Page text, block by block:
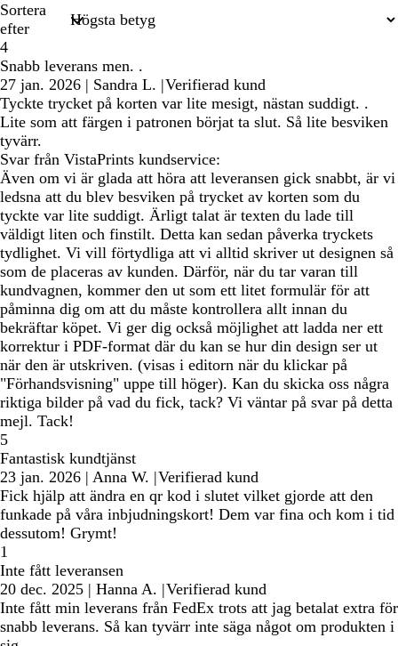
Sortera
efter
4
Snabb leverans men. .
27 jan. 2026 | Sandra L. |Verifierad kund
Tyckte trycket på korten var lite mesigt, nästan suddigt. .
Lite som att färgen i patronen börjat ta slut. Så lite besviken
tyvärr.
Svar från VistaPrints kundservice:
Även om vi är glada att höra att leveransen gick snabbt, är vi
ledsna att du blev besviken på trycket av korten som du
tyckte var lite suddigt. Ärligt talat är texten du lade till
väldigt liten och finstilt. Detta kan sedan påverka tryckets
tydlighet. Vi vill förtydliga att vi alltid skriver ut designen så
som de placeras av kunden. Därför, när du tar varan till
kundvagnen, kommer den ut som ett litet formulär för att
påminna dig om att du måste kontrollera allt innan du
bekräftar köpet. Vi ger dig också möjlighet att ladda ner ett
korrektur i PDF-format där du kan se hur din design ser ut
när den är utskriven. (visas i editorn när du klickar på
"Förhandsvisning" uppe till höger). Kan du skicka oss några
riktiga bilder på vad du fick, tack? Vi väntar på svar på detta
mejl. Tack!
5
Fantastisk kundtjänst
23 jan. 2026 | Anna W. |Verifierad kund
Fick hjälp att ändra en qr kod i slutet vilket gjorde att den
funkade på våra inbjudningskort! Dem var fina och kom i tid
dessutom! Grymt!
1
Inte fått leveransen
20 dec. 2025 | Hanna A. |Verifierad kund
Inte fått min leverans från FedEx trots att jag betalat extra för
snabb leverans. Så kan tyvärr inte säga något om produkten i